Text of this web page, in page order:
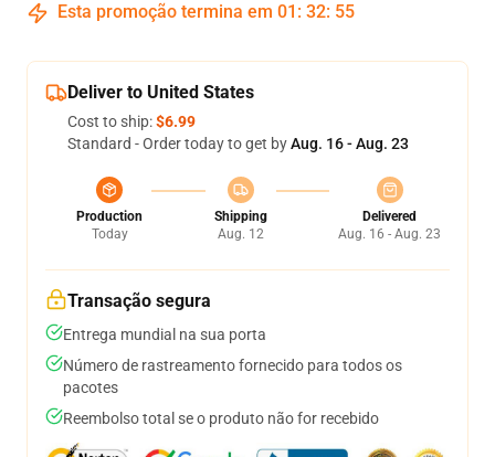
Esta promoção termina em 01 : 32: 54
Deliver to United States
Cost to ship:$6.99
Standard - Order today to get byAug. 16 - Aug. 23
Production
Today
Shipping
Aug. 12
Delivered
Aug. 16 - Aug. 23
Transação segura
Entrega mundial na sua porta
Número de rastreamento fornecido para todos os
pacotes
Reembolso total se o produto não for recebido